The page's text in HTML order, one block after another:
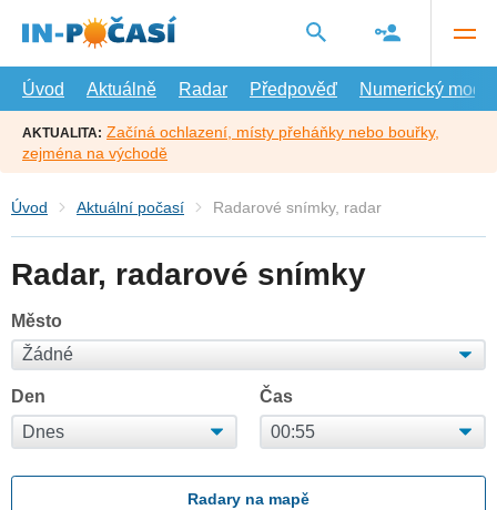
hlavní
Úvod
Aktuálně Radar Předpověď Numerický model
AKTUALITA: Začíná ochlazení, místy přeháňky nebo bouřky,
zejména na východě
Úvod Aktuální počasí Radarové snímky, radar
Radar, radarové snímky
Město
Den Čas
Radary na mapě